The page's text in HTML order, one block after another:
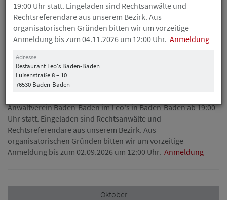
September
03 Donnerstag
Anwaltstammtisch Anwaltverein Baden-Baden e. V.
OrtBaden-Baden
Anwaltverein Baden-Baden im Leo's in Baden-Baden ab 19:00
Uhr statt. Eingeladen sind Rechtsanwälte und
Rechtsreferendare aus unserem Bezirk. Aus
organisatorischen Gründen bitten wir um vorzeitige
Anmeldung bis zum 02.09.2026 um 12:00 Uhr. Anmeldung
Oktober
19:00 Uhr statt. Eingeladen sind Rechtsanwälte und
Rechtsreferendare aus unserem Bezirk. Aus
organisatorischen Gründen bitten wir um vorzeitige
Anmeldung bis zum 04.11.2026 um 12:00 Uhr. Anmeldung
Adresse
Restaurant Leo's Baden-Baden
Luisenstraße 8 – 10
76530 Baden-Baden